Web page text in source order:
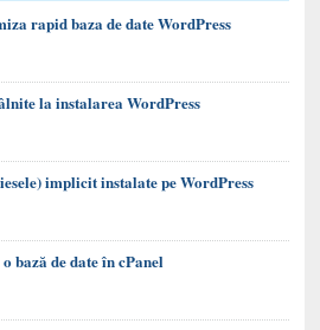
rapid baza de date WordPress
la instalarea WordPress
implicit instalate pe WordPress
bază de date în cPanel